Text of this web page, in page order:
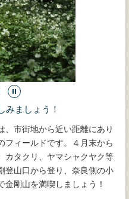
みましょう！
、市街地から近い距離にあり
フィールドです。４月末から
カタクリ、ヤマシャクヤク等
登山口から登り、奈良側の小
剛山を満喫しましょう！